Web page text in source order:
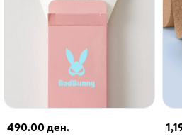
490.00 ден.